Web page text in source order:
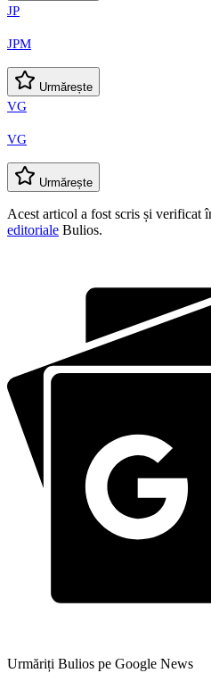
JP
JPM
Urmărește
VG
VG
Urmărește
Acest articol a fost scris și verificat
editoriale Bulios.
Urmăriți Bulios pe Google News